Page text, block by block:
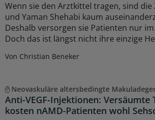
Wenn sie den Arztkittel tragen, sind die
und Yaman Shehabi kaum
Deshalb versorgen sie Patienten nur
Doch das ist längst nicht ihre einzige
Von Christian Beneker
Neovaskuläre altersbedingte
Anti-VEGF-Injektionen: Versäumte
kosten nAMD-Patienten wohl